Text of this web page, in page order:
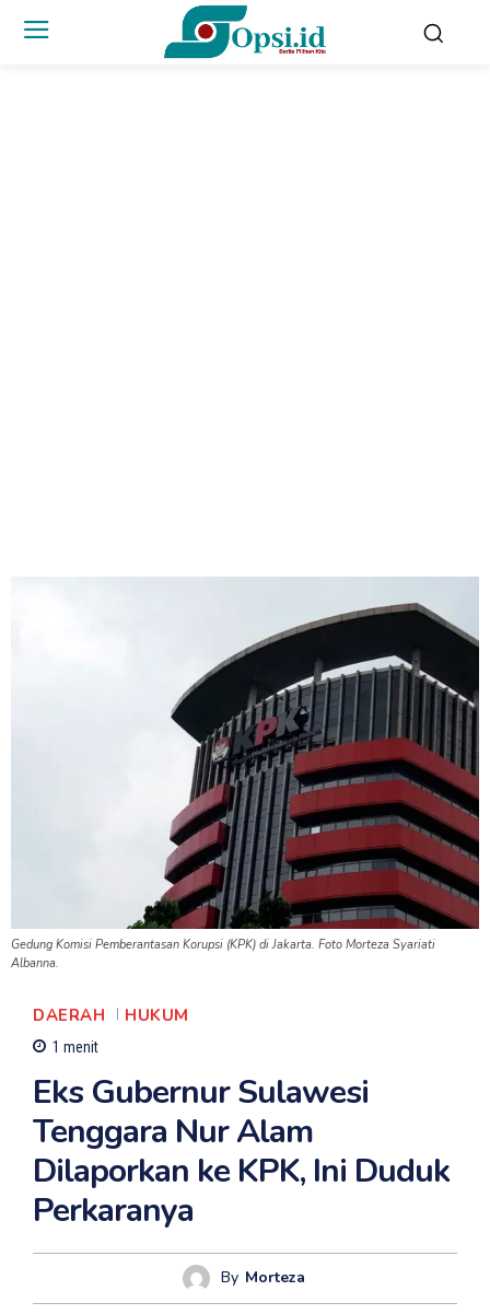
Gedung Komisi Pemberantasan Korupsi (KPK) di Jakarta. Foto Morteza Syariati
Albanna.
DAERAH HUKUM
1 menit
Eks Gubernur Sulawesi
Tenggara Nur Alam
Dilaporkan ke KPK, Ini Duduk
Perkaranya
By Morteza